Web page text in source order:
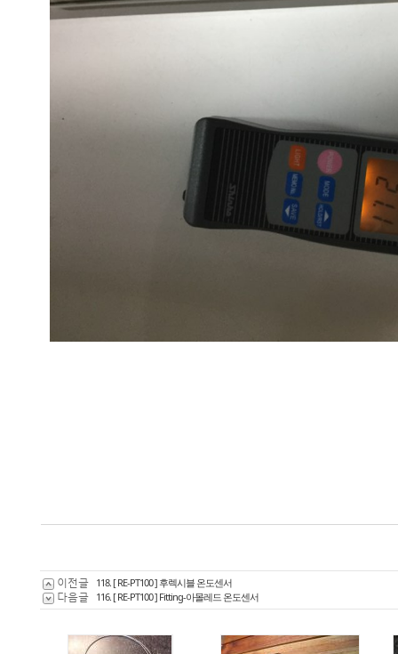
이전글 118. [ RE-PT100 ] 후렉시블 온도센서
다음글 116. [ RE-PT100 ] Fitting-아몰레드 온도센서